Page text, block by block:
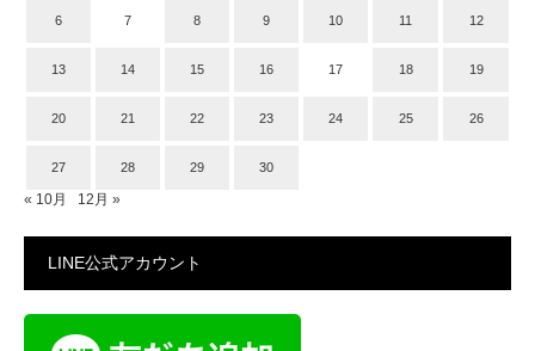
6 7 8 9 10 11 12
13 14 15 16 17 18 19
20 21 22 23 24 25 26
27 28 29 30
« 10月 12月 »
LINE公式アカウント